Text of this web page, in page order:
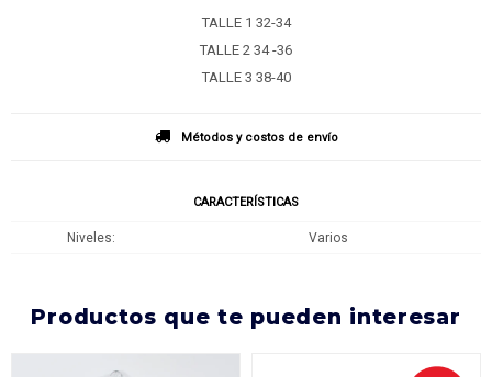
TALLE 1 32-34
TALLE 2 34 -36
TALLE 3 38-40
Métodos y costos de envío
CARACTERÍSTICAS
Niveles Varios
productos que te pueden interesar